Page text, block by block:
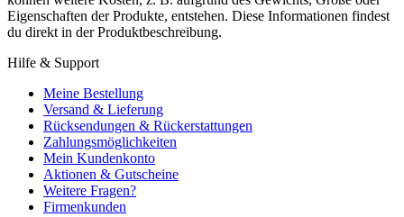
Eigenschaften der Produkte, entstehen. Diese Informationen findest
du direkt in der Produktbeschreibung.
Hilfe & Support
Meine Bestellung
Versand & Lieferung
Rücksendungen & Rückerstattungen
Zahlungsmöglichkeiten
Mein Kundenkonto
Aktionen & Gutscheine
Weitere Fragen?
Firmenkunden